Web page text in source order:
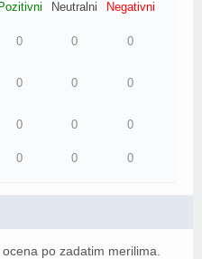
Pozitivni Neutralni
Negativni
0 0 0
0 0 0
0 0 0
0 0 0
po zadatim merilima.